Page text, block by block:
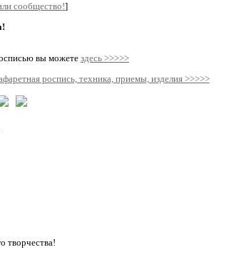
сообщество!]
вы можете здесь >>>>>
роспись, техника, приемы, изделия >>>>>
творчества!